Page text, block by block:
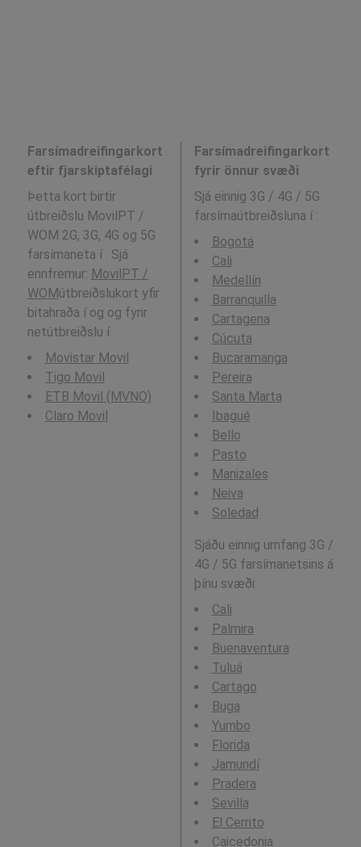
Farsímadreifingarkort
eftir fjarskiptafélagi
Þetta kort birtir
útbreiðslu MovilPT /
WOM 2G, 3G, 4G og 5G
farsímaneta í . Sjá
ennfremur: MovilPT /
WOMútbreiðslukort yfir
bitahraða í og og fyrir
netútbreiðslu í .
Movistar Movil
Tigo Movil
ETB Movil (MVNO)
Claro Movil
Farsímadreifingarkort
fyrir önnur svæði
Sjá einnig 3G / 4G / 5G
farsímaútbreiðsluna í :
Bogotá
Cali
Medellín
Barranquilla
Cartagena
Cúcuta
Bucaramanga
Pereira
Santa Marta
Ibagué
Bello
Pasto
Manizales
Neiva
Soledad
Sjáðu einnig umfang 3G /
4G / 5G farsímanetsins á
þínu svæði:
Cali
Palmira
Buenaventura
Tuluá
Cartago
Buga
Yumbo
Florida
Jamundí
Pradera
Sevilla
El Cerrito
Caicedonia